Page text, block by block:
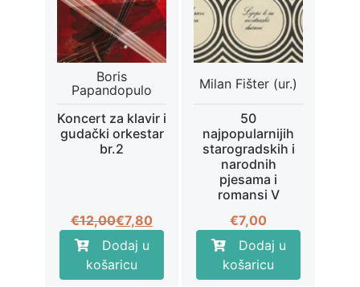
Boris
Papandopulo
Koncert za klavir i
gudački orkestar
br.2
€12,00Izvorna
cijena
bila
je:
€7,80
Trenutna
cijena
je:
€7,80.
Dodaj u
košaricu
Milan Fišter (ur.)
50
najpopularnijih
starogradskih i
narodnih
pjesama i
romansi V
€7,00
Dodaj u
košaricu